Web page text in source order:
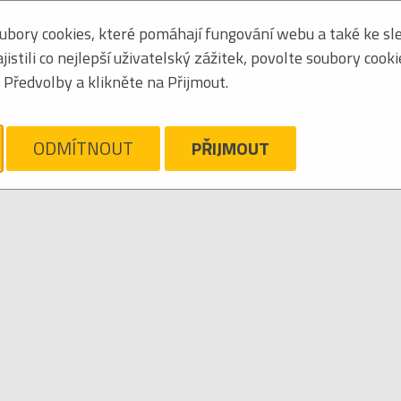
Zoradiť podľa: mená
výpis
MARVIN
cookies, které pomáhají fungování webu a také ke
co nejlepší uživatelský zážitek, povolte soubory
a klikněte na Přijmout.
ODMÍTNOUT PŘIJMOUT